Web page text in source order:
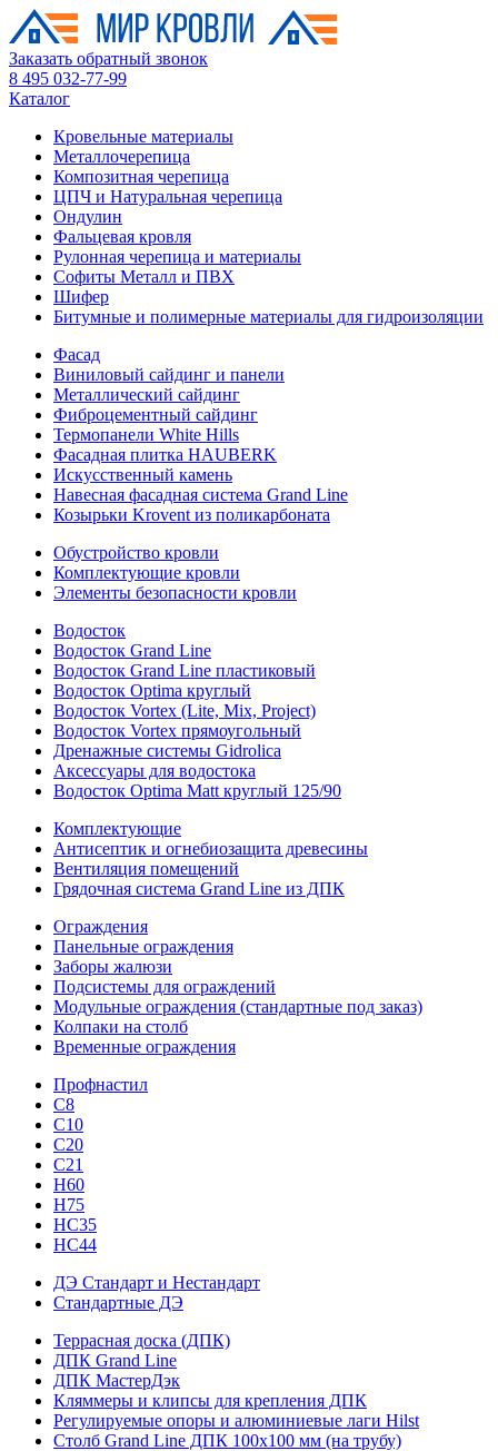
Заказать обратный звонок
8 495 032-77-99
Каталог
Кровельные материалы
Металлочерепица
Композитная черепица
ЦПЧ и Натуральная черепица
Ондулин
Фальцевая кровля
Рулонная черепица и материалы
Софиты Металл и ПВХ
Шифер
Битумные и полимерные материалы для гидроизоляции
Фасад
Виниловый сайдинг и панели
Металлический сайдинг
Фиброцементный сайдинг
Термопанели White Hills
Фасадная плитка HAUBERK
Искусственный камень
Навесная фасадная система Grand Line
Козырьки Krovent из поликарбоната
Обустройство кровли
Комплектующие кровли
Элементы безопасности кровли
Водосток
Водосток Grand Line
Водосток Grand Line пластиковый
Водосток Optima круглый
Водосток Vortex (Lite, Mix, Project)
Водосток Vortex прямоугольный
Дренажные системы Gidrolica
Аксессуары для водостока
Водосток Optima Matt круглый 125/90
Комплектующие
Антисептик и огнебиозащита древесины
Вентиляция помещений
Грядочная система Grand Line из ДПК
Ограждения
Панельные ограждения
Заборы жалюзи
Подсистемы для ограждений
Модульные ограждения (стандартные под заказ)
Колпаки на столб
Временные ограждения
Профнастил
С8
С10
С20
С21
H60
H75
HС35
НС44
ДЭ Стандарт и Нестандарт
Стандартные ДЭ
Террасная доска (ДПК)
ДПК Grand Line
ДПК МастерДэк
Кляммеры и клипсы для крепления ДПК
Регулируемые опоры и алюминиевые лаги Hilst
Столб Grand Line ДПК 100х100 мм (на трубу)